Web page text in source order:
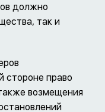
должно
так и
стороне право
возмещения